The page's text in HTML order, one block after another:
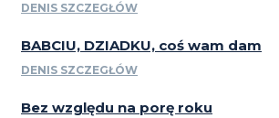
DENIS SZCZEGŁÓW
BABCIU, DZIADKU, coś wam dam
DENIS SZCZEGŁÓW
Bez względu na porę roku